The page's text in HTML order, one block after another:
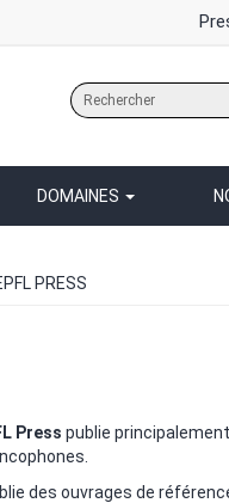
DOMAINES
PRESS
Press publie
des ouvrages de